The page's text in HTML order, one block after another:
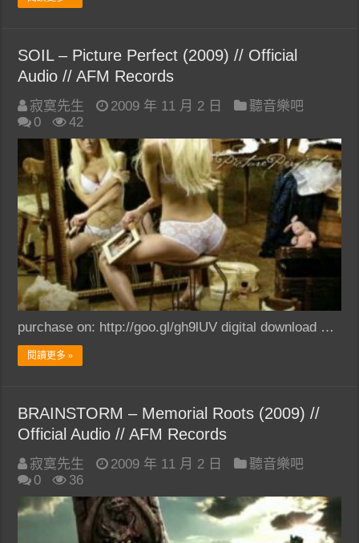
SOIL – Picture Perfect (2009) // Official
Audio // AFM Records
寂寞先生 2009 年 11 月 2 日
聽音樂吧
0
42
purchase on: http://goo.gl/gh9lUV digital download …
閱讀更多 »
BRAINSTORM – Memorial Roots (2009) //
Official Audio // AFM Records
寂寞先生 2009 年 11 月 2 日
聽音樂吧
0
36